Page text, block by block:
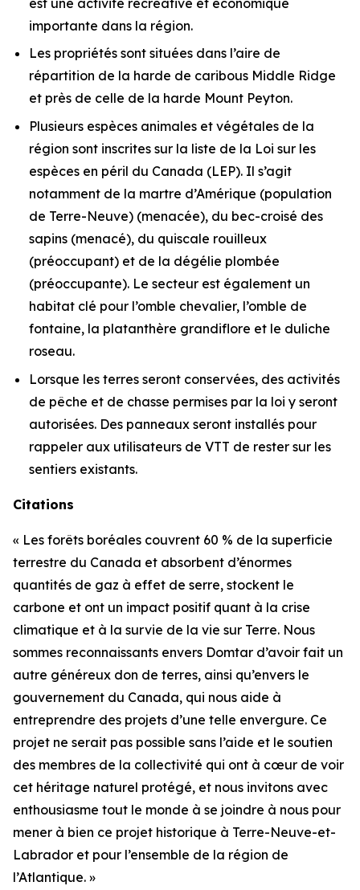
importante dans la région.
Les propriétés sont situées dans l’aire de
répartition de la harde de caribous Middle Ridge
et près de celle de la harde Mount Peyton.
Plusieurs espèces animales et végétales de la
région sont inscrites sur la liste de la Loi sur les
espèces en péril du Canada (LEP). Il s’agit
notamment de la martre d’Amérique (population
de Terre-Neuve) (menacée), du bec-croisé des
sapins (menacé), du quiscale rouilleux
(préoccupant) et de la dégélie plombée
(préoccupante). Le secteur est également un
habitat clé pour l’omble chevalier, l’omble de
fontaine, la platanthère grandiflore et le duliche
roseau.
Lorsque les terres seront conservées, des activités
de pêche et de chasse permises par la loi y seront
autorisées. Des panneaux seront installés pour
rappeler aux utilisateurs de VTT de rester sur les
sentiers existants.
Citations
« Les forêts boréales couvrent 60 % de la superficie
terrestre du Canada et absorbent d’énormes
quantités de gaz à effet de serre, stockent le
carbone et ont un impact positif quant à la crise
climatique et à la survie de la vie sur Terre. Nous
sommes reconnaissants envers Domtar d’avoir fait un
autre généreux don de terres, ainsi qu’envers le
gouvernement du Canada, qui nous aide à
entreprendre des projets d’une telle envergure. Ce
projet ne serait pas possible sans l’aide et le soutien
des membres de la collectivité qui ont à cœur de voir
cet héritage naturel protégé, et nous invitons avec
enthousiasme tout le monde à se joindre à nous pour
mener à bien ce projet historique à Terre-Neuve-et-
Labrador et pour l’ensemble de la région de
l’Atlantique. »